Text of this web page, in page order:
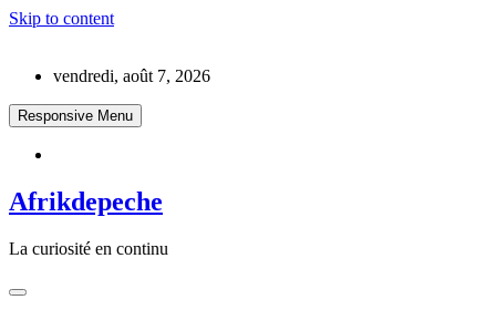
Skip to content
vendredi, août 7, 2026
Responsive Menu
Afrikdepeche
La curiosité en continu